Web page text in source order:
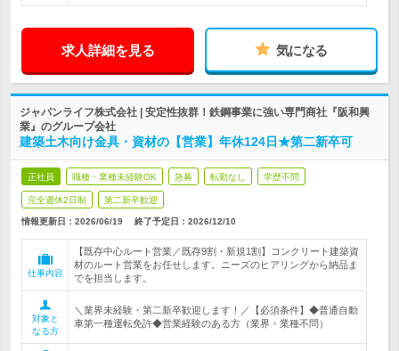
求人詳細を見る 気になる
ジャパンライフ株式会社 | 安定性抜群！鉄鋼事業に強い専門商社『阪和興
業』のグループ会社
建築土木向け金具・資材の【営業】年休124日★第二新卒可
正社員 職種・業種未経験OK 急募 転勤なし 学歴不問
完全週休2日制 第二新卒歓迎
情報更新日：2026/06/19 終了予定日： 2026/12/10
仕事内容
【既存中心ルート営業／既存9割・新規1割】コンクリート建築資
材のルート営業をお任せします。ニーズのヒアリングから納品ま
でを担当します。
対象と
なる方
＼業界未経験・第二新卒歓迎します！／【必須条件】◆普通自動
車第一種運転免許◆営業経験のある方（業界・業種不問）